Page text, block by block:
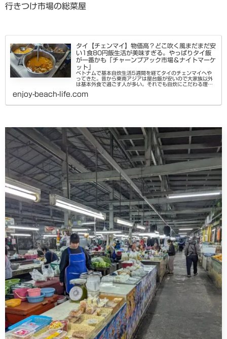
行きつけ市場の総菜屋
タイ【チェンマイ】物価高？どこ吹く風まだまだ安
い1食80円飯生活が美味すぎる。やっぱりタイ飯
が一番かも「チャーンプアック市場＆ナイトマーケ
ット」
ベトナムで基本自炊生活5週間を経てタイのチェンマイヘや
ってきた。昔から東南アジアは屋台飯が安いので大家族以外
は基本外食で過ごす人が多い。それでも自炊にこだわる理由
いとか、料理が好きとか様...
enjoy-beach-life.com